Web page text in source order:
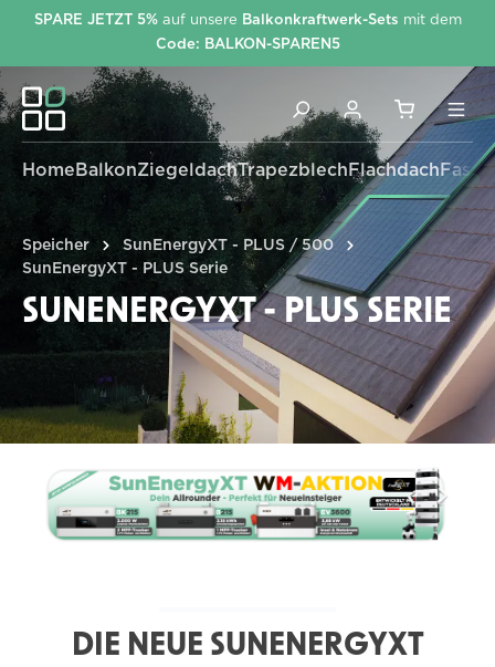
springen
SPARE JETZT 5%auf unsere Balkonkraftwerk-Sets mit dem
Code: BALKON-SPAREN5
Home BalkonZiegeldachTrapezblech Flachdach
Speicher
SunEnergyXT - PLUS / 500
SunEnergyXT - PLUS Serie
SUNENERGYXT - PLUS SERIE
DIE NEUE SUNENERGYXT